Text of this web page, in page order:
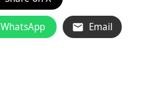
WhatsApp Email